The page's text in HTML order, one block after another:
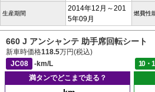
生産期間
2014年12月～201
5年09月
燃費性
660 J アンシャンテ 助手席回転シート
新車時価格118.5万円(税込)
JC08
-km/L 10・
満タンでどこまで走る？